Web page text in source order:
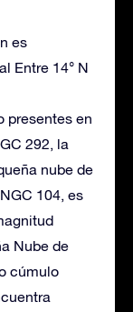
es
Entre 14° N
presentes en
292, la
nube de
104, es
Nube de
cúmulo